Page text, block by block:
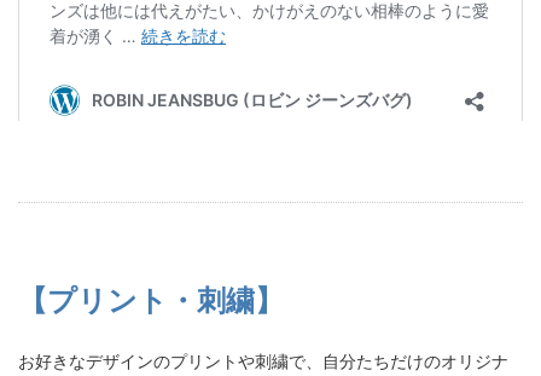
【プリント・刺繍】
お好きなデザインのプリントや刺繍で、自分たちだけのオリジナ